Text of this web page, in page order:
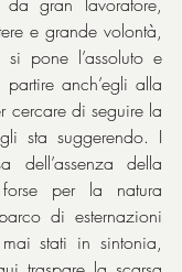
e grande volontà,
pone l’assoluto e
anch’egli alla
cercare di seguire la
sta suggerendo. I
della
per la natura
di esternazioni
stati in sintonia,